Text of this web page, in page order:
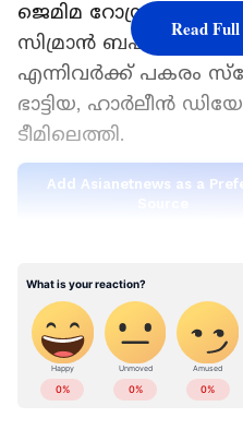
ജെമിമ റോഡ്രിഗസ്
സിമ്രാന്‍ ബഹദൂര്‍,
എന്നിവര്‍ക്ക് പകരം
ഭാട്ടിയ, ഹാര്‍ലീന്‍
ടീമിലെത്തി.
Add Asianetnews as a
ഇന്ത്യന്‍ ക്രിക്കറ്റ്
തമ്മില്‍ മത്സരം?
ബിസിസിഐ
Read